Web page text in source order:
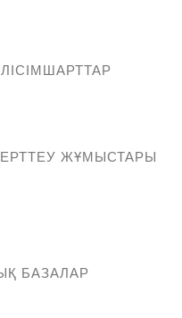
ЖҰМЫСТАРЫ
БАЗАЛАР